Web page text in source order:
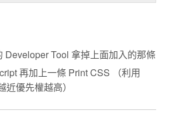
Developer Tool 拿掉上面加入的那條
再加上一條 Print CSS （利用
近優先權越高）